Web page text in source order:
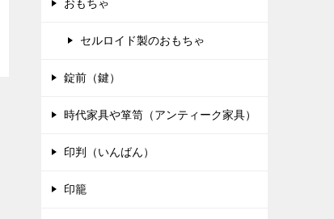
おもちゃ
セルロイド製のおもちゃ
錠前（鍵）
時代家具や箪笥（アンティーク家具）
印判（いんばん）
印籠